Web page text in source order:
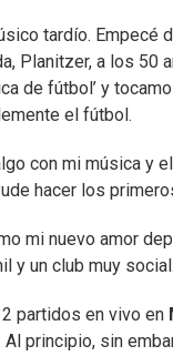
tardío. Empecé
Planitzer, a los
de fútbol’ y
el fútbol.
con mi música y
hacer los
mi nuevo amor
y un club muy social.
partidos en vivo en
Al principio, sin